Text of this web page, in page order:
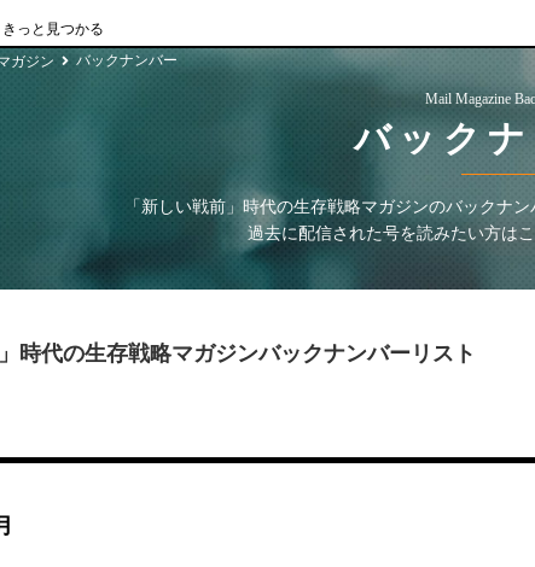
っと見つかる
ガジン バックナンバー
Mail Magazine
バック
「新しい戦前」時代の生存戦略マガジンのバックナン
過去に配信された号を読みたい方は
時代の生存戦略マガジンバックナンバーリスト